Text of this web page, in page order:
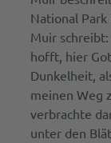
National
Muir
hofft, hier
Dunkelheit,
meinen Weg
verbrachte
unter den